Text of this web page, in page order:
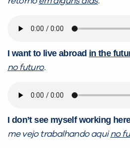
I want to live abroad in the
no futuro.
I don’t see myself working
me vejo trabalhando aquino